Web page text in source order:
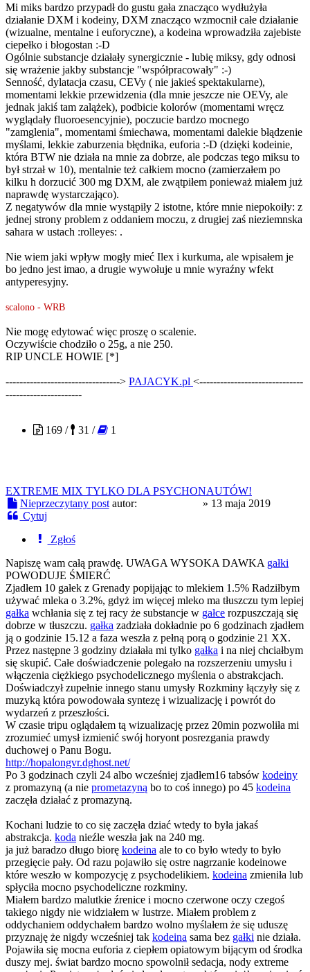
Mi miks bardzo przypadł do gustu gała znacząco wydłużyła
działanie DXM i kodeiny, DXM znacząco wzmocnił całe działanie
(wizualne, mentalne i euforyczne), a kodeina wprowadziła zajebiste
ciepełko i błogostan :-D
Ogólnie substancje działały synergicznie - lubię miksy, gdy odnosi
się wrażenie jakby substancje "współpracowały" :-)
Senność, dylatacja czasu, CEVy ( nie jakieś spektakularne),
momentami lekkie przewidzenia (dla mnie jeszcze nie OEVy, ale
jednak jakiś tam zalążek), podbicie kolorów (momentami wręcz
wyglądały fluoroesencyjnie), poczucie bardzo mocnego
"zamglenia", momentami śmiechawa, momentami dalekie błądzenie
myślami, lekkie zaburzenia błędnika, euforia :-D (dzięki kodeinie,
która BTW nie działa na mnie za dobrze, ale podczas tego miksu to
był strzał w 10), mentalnie też całkiem mocno (zamierzałem po
kilku h dorzucić 300 mg DXM, ale zwątpiłem ponieważ miałem już
naprawdę wystarczająco).
Z negatywów dla mnie wystąpiły 2 istotne, które mnie niepokoiły: z
jednej strony problem z oddaniem moczu, z drugiej zaś nieziemnska
sahara w ustach :rolleyes: .
Nie wiem jaki wpływ mogły mieć Ilex i kurkuma, ale wpisałem je
bo jedno jest imao, a drugie wywołuje u mnie wyraźny wfekt
antyperesyjny.
scalono - WRB
Nie mogę edytować więc proszę o scalenie.
Oczywiście chodziło o 25g, a nie 250.
RIP UNCLE HOWIE [*]
---------------------------------> PAJACYK.pl <------------------------------
----------------------
169 /
31 / 1
EXTREME MIX TYLKO DLA PSYCHONAUTÓW!
Nieprzeczytany post autor: » 13 maja 2019
Cytuj
Zgłoś
Napiszę wam całą prawdę. UWAGA WYSOKA DAWKA gałki
POWODUJE ŚMIERĆ
Zjadłem 10 gałek z Grenady popijając to mlekiem 1.5% Radziłbym
używać mleka o 3.2%, gdyż im więcej mleko ma tłuszczu tym lepiej
gałka wchłania się z tej racy że substancje w gałce rozpuszczają się
dobrze w tłuszczu. gałka zadziała dokładnie po 6 godzinach zjadłem
ją o godzinie 15.12 a faza weszła z pełną porą o godzinie 21 XX.
Przez następne 3 godziny działała mi tylko gałka i na niej chciałbym
się skupić. Całe doświadczenie polegało na rozszerzeniu umysłu i
włączenia ciężkiego psychodelicznego myślenia o abstrakcjach.
Doświadczył zupełnie innego stanu umysły Rozkminy łączyły się z
muzyką która powodowała syntezę i wizualizację i powrót do
wydarzeń z przeszłości.
W czasie tripu oglądałem tą wizualizację przez 20min pozwoliła mi
zrozumieć umysł izmienić swój horyont posrezgania prawdy
duchowej o Panu Bogu.
http://hopalongvr.dghost.net/
Po 3 godzinach czyli 24 albo wcześniej zjadłem16 tabsów kodeiny
z promazyną (a nie prometazyną bo to coś innego) po 45 kodeina
zaczęła działać z promazyną.
Kochani ludzie to co się zaczęła dziać wtedy to była jakaś
abstrakcja. koda nieźle weszła jak na 240 mg.
ja już baradzo długo biorę kodeina ale to co było wtedy to było
przegięcie pały. Od razu pojawiło się ostre nagrzanie kodeinowe
które weszło w kompozycję z psychodelikiem. kodeina zmieniła lub
spłyciła mocno psychodeliczne rozkminy.
Miałem bardzo malutkie źrenice i mocno czerwone oczy czegoś
takiego nigdy nie widziałem w lustrze. Miałem problem z
oddychaniem oddychałem bardzo wolno myślałem że się uduszę
przyznaję że nigdy wcześniej tak kodeina sama bez gałki nie działa.
Pojawiła się mocna euforia z ciepłem opiatowym bijącym od środka
duszy mej. świat bardzo mocno spowolnił sedacja, nody extreme